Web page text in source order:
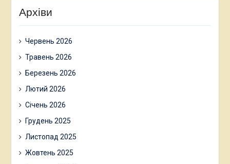
Архіви
Червень 2026
Травень 2026
Березень 2026
Лютий 2026
Січень 2026
Грудень 2025
Листопад 2025
Жовтень 2025